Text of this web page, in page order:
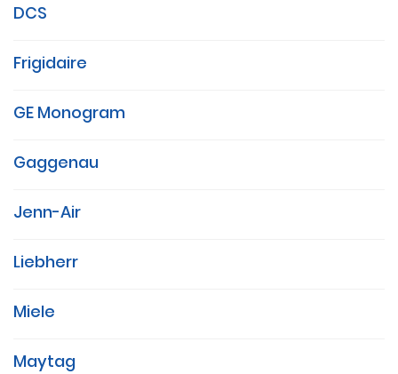
DCS
Frigidaire
GE Monogram
Gaggenau
Jenn-Air
Liebherr
Miele
Maytag